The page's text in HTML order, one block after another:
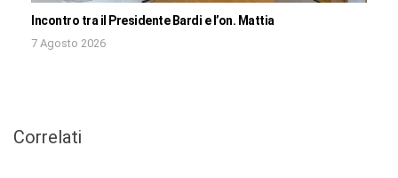
Incontro tra il Presidente Bardi e l’on. Mattia
7 Agosto 2026
Correlati